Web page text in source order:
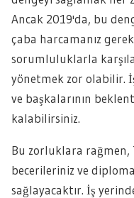
Ancak 2019'da, bu
çaba harcamanız
sorumluluklarla
yönetmek zor olabilir.
ve başkalarının
kalabilirsiniz.
Bu zorluklara
becerileriniz ve
sağlayacaktır. İş